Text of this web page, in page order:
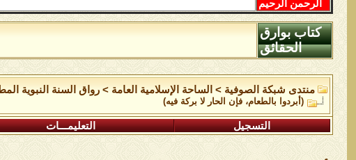
الرحمن الرحيم
كتاب بوارق
الحقائق
منتدى شبكة الصوفية > الساحة اﻹسلامية العامة >رواق السنة النبوية
(أبردوا بالطعام، فإن الحار لا بركة فيه)
التسجيل التعليمـــات